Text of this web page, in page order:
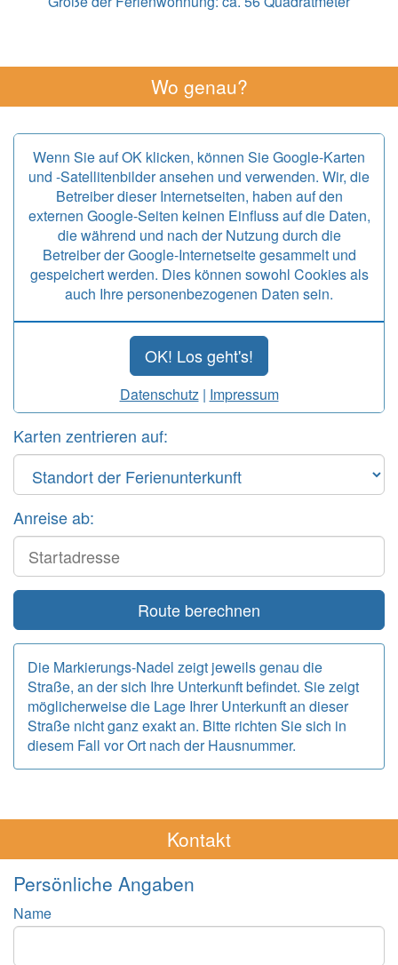
Wo genau?
Wenn Sie auf OK klicken, können Sie Google-Karten
und -Satellitenbilder ansehen und verwenden. Wir, die
Betreiber dieser Internetseiten, haben auf den
externen Google-Seiten keinen Einfluss auf die Daten,
die während und nach der Nutzung durch die
Betreiber der Google-Internetseite gesammelt und
gespeichert werden. Dies können sowohl Cookies als
auch Ihre personenbezogenen Daten sein.
OK! Los geht's!
Datenschutz| Impressum
Karten zentrieren auf:
Anreise ab:
Start
Route berechnen
Die Markierungs-Nadel zeigt jeweils genau die
Straße, an der sich Ihre Unterkunft befindet. Sie zeigt
möglicherweise die Lage Ihrer Unterkunft an dieser
Straße nicht ganz exakt an. Bitte richten Sie sich in
diesem Fall vor Ort nach der Hausnummer.
Kontakt
Persönliche Angaben
Name